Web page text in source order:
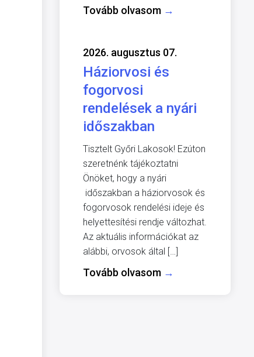
Tovább olvasom →
2026. augusztus 07.
Háziorvosi és
fogorvosi
rendelések a nyári
időszakban
Tisztelt Győri Lakosok! Ezúton
szeretnénk tájékoztatni
Önöket, hogy a nyári
időszakban a háziorvosok és
fogorvosok rendelési ideje és
helyettesítési rendje változhat.
Az aktuális információkat az
alábbi, orvosok által […]
Tovább olvasom →